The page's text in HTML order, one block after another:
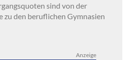
sind von der
zu den beruflichen Gymnasien
Anzeige